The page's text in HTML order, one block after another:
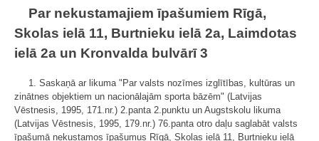
Par nekustamajiem īpašumiem Rīgā,
Skolas ielā 11, Burtnieku ielā 2a, Laimdotas
ielā 2a un Kronvalda bulvārī 3
1. Saskaņā ar likuma "Par valsts nozīmes izglītības, kultūras un
zinātnes objektiem un nacionālajām sporta bāzēm" (Latvijas
Vēstnesis, 1995, 171.nr.) 2.panta 2.punktu un Augstskolu likuma
(Latvijas Vēstnesis, 1995, 179.nr.) 76.panta otro daļu saglabāt valsts
īpašumā nekustamos īpašumus Rīgā, Skolas ielā 11, Burtnieku ielā